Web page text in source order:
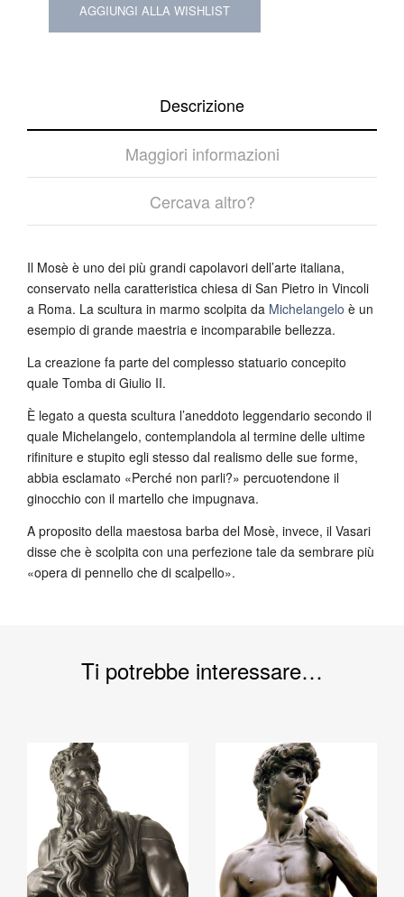
AGGIUNGI ALLA WISHLIST
Descrizione
Maggiori informazioni
Cercava altro?
Il Mosè è uno dei più grandi capolavori dell’arte italiana,
conservato nella caratteristica chiesa di San Pietro in Vincoli
a Roma. La scultura in marmo scolpita da Michelangelo è un
esempio di grande maestria e incomparabile bellezza.
La creazione fa parte del complesso statuario concepito
quale Tomba di Giulio II.
È legato a questa scultura l’aneddoto leggendario secondo il
quale Michelangelo, contemplandola al termine delle ultime
rifiniture e stupito egli stesso dal realismo delle sue forme,
abbia esclamato «Perché non parli?» percuotendone il
ginocchio con il martello che impugnava.
A proposito della maestosa barba del Mosè, invece, il Vasari
disse che è scolpita con una perfezione tale da sembrare più
«opera di pennello che di scalpello».
Ti potrebbe interessare…